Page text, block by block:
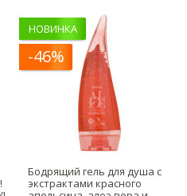
НОВИНКА
-46%
Бодрящий гель для душа с
экстрактами красного